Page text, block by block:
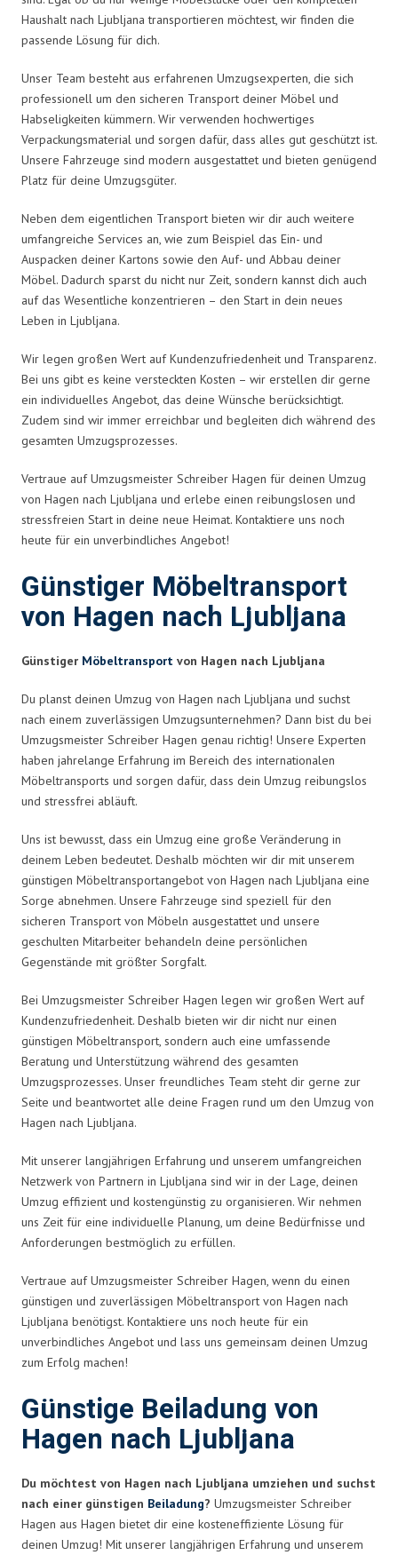
Haushalt nach Ljubljana transportieren möchtest, wir finden die
passende Lösung für dich.
Unser Team besteht aus erfahrenen Umzugsexperten, die sich
professionell um den sicheren Transport deiner Möbel und
Habseligkeiten kümmern. Wir verwenden hochwertiges
Verpackungsmaterial und sorgen dafür, dass alles gut geschützt ist.
Unsere Fahrzeuge sind modern ausgestattet und bieten genügend
Platz für deine Umzugsgüter.
Neben dem eigentlichen Transport bieten wir dir auch weitere
umfangreiche Services an, wie zum Beispiel das Ein- und
Auspacken deiner Kartons sowie den Auf- und Abbau deiner
Möbel. Dadurch sparst du nicht nur Zeit, sondern kannst dich auch
auf das Wesentliche konzentrieren – den Start in dein neues
Leben in Ljubljana.
Wir legen großen Wert auf Kundenzufriedenheit und Transparenz.
Bei uns gibt es keine versteckten Kosten – wir erstellen dir gerne
ein individuelles Angebot, das deine Wünsche berücksichtigt.
Zudem sind wir immer erreichbar und begleiten dich während des
gesamten Umzugsprozesses.
Vertraue auf Umzugsmeister Schreiber Hagen für deinen Umzug
von Hagen nach Ljubljana und erlebe einen reibungslosen und
stressfreien Start in deine neue Heimat. Kontaktiere uns noch
heute für ein unverbindliches Angebot!
Günstiger Möbeltransport
von Hagen nach Ljubljana
Günstiger Möbeltransport von Hagen nach Ljubljana
Du planst deinen Umzug von Hagen nach Ljubljana und suchst
nach einem zuverlässigen Umzugsunternehmen? Dann bist du bei
Umzugsmeister Schreiber Hagen genau richtig! Unsere Experten
haben jahrelange Erfahrung im Bereich des internationalen
Möbeltransports und sorgen dafür, dass dein Umzug reibungslos
und stressfrei abläuft.
Uns ist bewusst, dass ein Umzug eine große Veränderung in
deinem Leben bedeutet. Deshalb möchten wir dir mit unserem
günstigen Möbeltransportangebot von Hagen nach Ljubljana eine
Sorge abnehmen. Unsere Fahrzeuge sind speziell für den
sicheren Transport von Möbeln ausgestattet und unsere
geschulten Mitarbeiter behandeln deine persönlichen
Gegenstände mit größter Sorgfalt.
Bei Umzugsmeister Schreiber Hagen legen wir großen Wert auf
Kundenzufriedenheit. Deshalb bieten wir dir nicht nur einen
günstigen Möbeltransport, sondern auch eine umfassende
Beratung und Unterstützung während des gesamten
Umzugsprozesses. Unser freundliches Team steht dir gerne zur
Seite und beantwortet alle deine Fragen rund um den Umzug von
Hagen nach Ljubljana.
Mit unserer langjährigen Erfahrung und unserem umfangreichen
Netzwerk von Partnern in Ljubljana sind wir in der Lage, deinen
Umzug effizient und kostengünstig zu organisieren. Wir nehmen
uns Zeit für eine individuelle Planung, um deine Bedürfnisse und
Anforderungen bestmöglich zu erfüllen.
Vertraue auf Umzugsmeister Schreiber Hagen, wenn du einen
günstigen und zuverlässigen Möbeltransport von Hagen nach
Ljubljana benötigst. Kontaktiere uns noch heute für ein
unverbindliches Angebot und lass uns gemeinsam deinen Umzug
zum Erfolg machen!
Günstige Beiladung von
Hagen nach Ljubljana
Du möchtest von Hagen nach Ljubljana umziehen und suchst
nach einer günstigen Beiladung? Umzugsmeister Schreiber
Hagen aus Hagen bietet dir eine kosteneffiziente Lösung für
deinen Umzug! Mit unserer langjährigen Erfahrung und unserem